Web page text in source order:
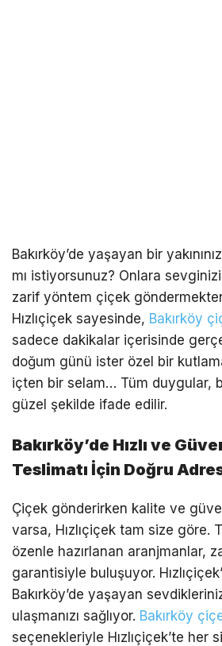
Bakırköy’de yaşayan bir
mı istiyorsunuz? Onlara
zarif yöntem çiçek
Hızlıçiçek sayesinde, Bakırköy
sadece dakikalar içerisinde
doğum günü ister özel bir
içten bir selam… Tüm duygular,
güzel şekilde ifade edilir.
Bakırköy’de Hızlı ve
Teslimatı İçin Doğru
Çiçek gönderirken kalite ve
varsa, Hızlıçiçek tam size göre.
özenle hazırlanan aranjmanlar,
garantisiyle buluşuyor.
Bakırköy’de yaşayan
ulaşmanızı sağlıyor. Bakırköy
seçenekleriyle Hızlıçiçek’te her